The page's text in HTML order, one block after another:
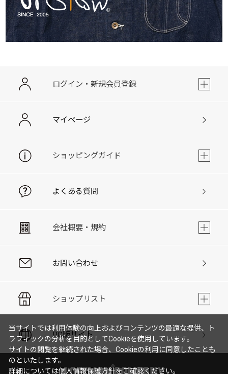
ログイン・新規会員登録
マイページ
ショッピングガイド
よくある質問
会社概要・規約
お問い合わせ
ショップリスト
PC版サイト
当サイトでは利用体験の向上およびコンテンツの最適な提供、ト
ラフィックの分析を目的としてCookieを使用しています。
サイトの閲覧を継続された場合、Cookieの利用に同意したことも
のといたします。
詳細については個人情報保護方針をご確認ください。